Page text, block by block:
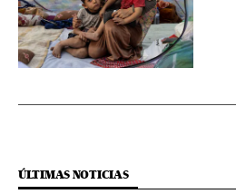
ÚLTIMAS NOTICIAS